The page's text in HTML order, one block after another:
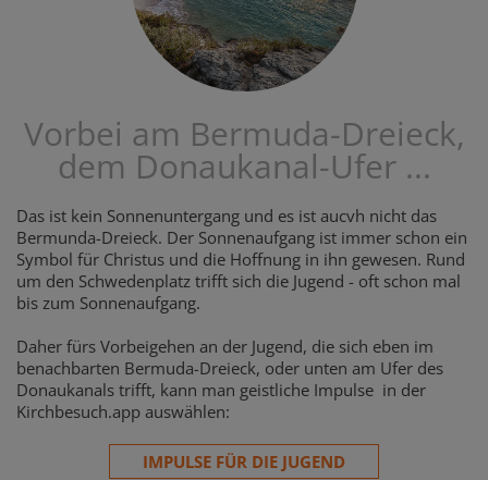
Vorbei am Bermuda-Dreieck,
dem Donaukanal-Ufer ...
Das ist kein Sonnenuntergang und es ist aucvh nicht das
Bermunda-Dreieck. Der Sonnenaufgang ist immer schon ein
Symbol für Christus und die Hoffnung in ihn gewesen. Rund
um den Schwedenplatz trifft sich die Jugend - oft schon mal
bis zum Sonnenaufgang.
Daher fürs Vorbeigehen an der Jugend, die sich eben im
benachbarten Bermuda-Dreieck, oder unten am Ufer des
Donaukanals trifft, kann man geistliche Impulse in der
Kirchbesuch.app auswählen:
IMPULSE FÜR DIE JUGEND